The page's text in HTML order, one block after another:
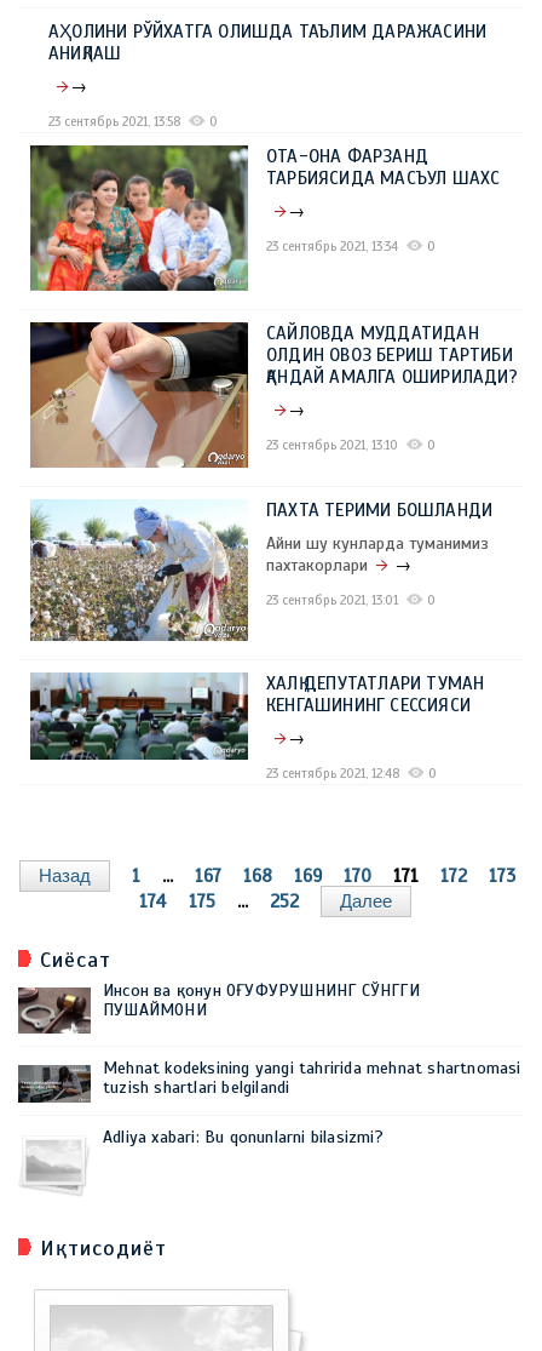
АҲОЛИНИ РЎЙХАТГА ОЛИШДА ТАЪЛИМ ДАРАЖАСИНИ
АНИҚЛАШ
→
23 сентябрь 2021, 13:58 0
ОТА-ОНА ФАРЗАНД
ТАРБИЯСИДА МАСЪУЛ ШАХС
→
23 сентябрь 2021, 13:34 0
САЙЛОВДА МУДДАТИДАН
ОЛДИН ОВОЗ БЕРИШ ТАРТИБИ
ҚАНДАЙ АМАЛГА ОШИРИЛАДИ?
→
23 сентябрь 2021, 13:10 0
ПАХТА ТЕРИМИ БОШЛАНДИ
Айни шу кунларда туманимиз
пахтакорлари
→
23 сентябрь 2021, 13:01 0
ХАЛҚ ДЕПУТАТЛАРИ ТУМАН
КЕНГАШИНИНГ СЕССИЯСИ
→
23 сентябрь 2021, 12:48 0
Назад 1 ... 167 168 169 170 171 172
173
174
175 ... 252 Далее
Сиёсат
Инсон ва қонун ОҒУФУРУШНИНГ СЎНГГИ
ПУШАЙМОНИ
Mehnat kodeksining yangi tahririda mehnat shartnomasi
tuzish shartlari belgilandi
Adliya xabari: Bu qonunlarni bilasizmi?
Иқтисодиёт